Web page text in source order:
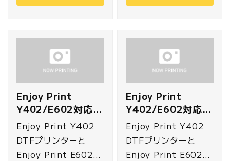
Enjoy Print
Y402/E602対応
ワイパー
Enjoy Print Y402
DTFプリンターと
Enjoy Print E602
Enjoy Print
Y402/E602対応
キャップ
Enjoy Print Y402
DTFプリンターと
Enjoy Print E602